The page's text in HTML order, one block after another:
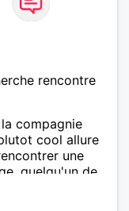
rencontre
compagnie
cool allure
une
,quelqu'un de